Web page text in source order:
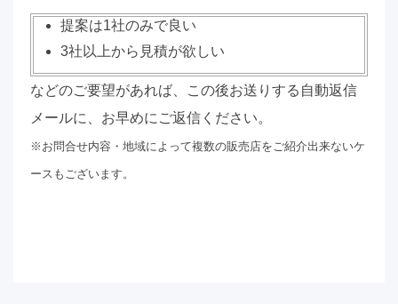
提案は1社のみで良い
3社以上から見積が欲しい
などのご要望があれば、この後お送りする自動返信
メールに、お早めにご返信ください。
※お問合せ内容・地域によって複数の販売店をご紹介出来ないケ
ースもございます。